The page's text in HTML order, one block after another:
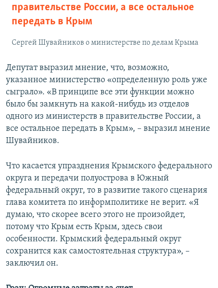
правительстве России, а все остальное
передать в Крым
Сергей Шувайников о министерстве по делам Крыма
Депутат выразил мнение, что, возможно,
указанное министерство «определенную роль уже
сыграло». «В принципе все эти функции можно
было бы замкнуть на какой-нибудь из отделов
одного из министерств в правительстве России, а
все остальное передать в Крым», – выразил мнение
Шувайников.
Что касается упразднения Крымского федерального
округа и передачи полуострова в Южный
федеральный округ, то в развитие такого сценария
глава комитета по информполитике не верит. «Я
думаю, что скорее всего этого не произойдет,
потому что Крым есть Крым, здесь свои
особенности. Крымский федеральный округ
сохранится как самостоятельная структура», –
заключил он.